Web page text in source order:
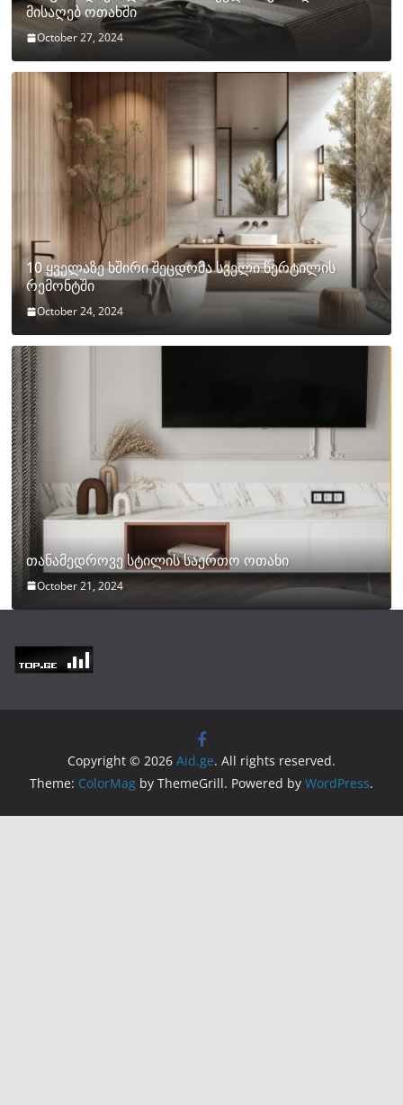
მისაღებ ოთახში
October 27, 2024
10 ყველაზე ხშირი შეცდომა სველი წერტილის
რემონტში
October 24, 2024
თანამედროვე სტილის საერთო ოთახი
October 21, 2024
Copyright © 2026 Aid.ge. All rights reserved.
Theme: ColorMag by ThemeGrill. Powered by WordPress.